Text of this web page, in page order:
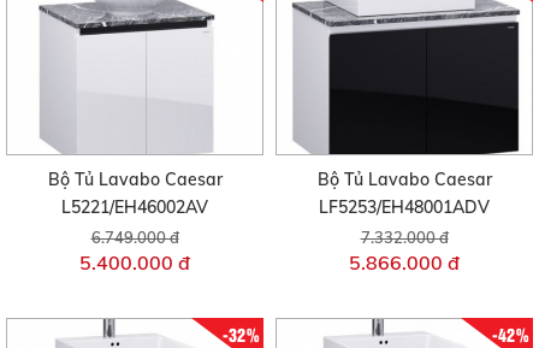
Bộ Tủ Lavabo Caesar
L5221/EH46002AV
6.749.000 đ
5.400.000 đ
Bộ Tủ Lavabo Caesar
LF5253/EH48001ADV
7.332.000 đ
5.866.000 đ
-32% -42%